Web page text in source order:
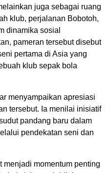
juga sebagai ruang
klub, perjalanan Bobotoh,
dinamika sosial
pameran tersebut disebut
pertama di Asia yang
klub sepak bola
menyampaikan apresiasi
tersebut. Ia menilai inisiatif
pandang baru dalam
pendekatan seni dan
menjadi momentum penting